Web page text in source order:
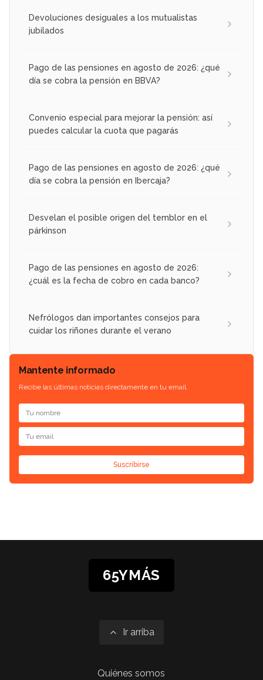
Devoluciones desiguales a los mutualistas
jubilados
Pago de las pensiones en agosto de 2026: ¿qué
día se cobra la pensión en BBVA?
Convenio especial para mejorar la pensión: así
puedes calcular la cuota que pagarás
Pago de las pensiones en agosto de 2026: ¿qué
día se cobra la pensión en Ibercaja?
Desvelan el posible origen del temblor en el
párkinson
Pago de las pensiones en agosto de 2026:
¿cuál es la fecha de cobro en cada banco?
Nefrólogos dan importantes consejos para
cuidar los riñones durante el verano
Mantente informado
Recibe las últimas noticias directamente en tu email.
Suscribirse
65YMÁS
Ir arriba
Quiénes somos